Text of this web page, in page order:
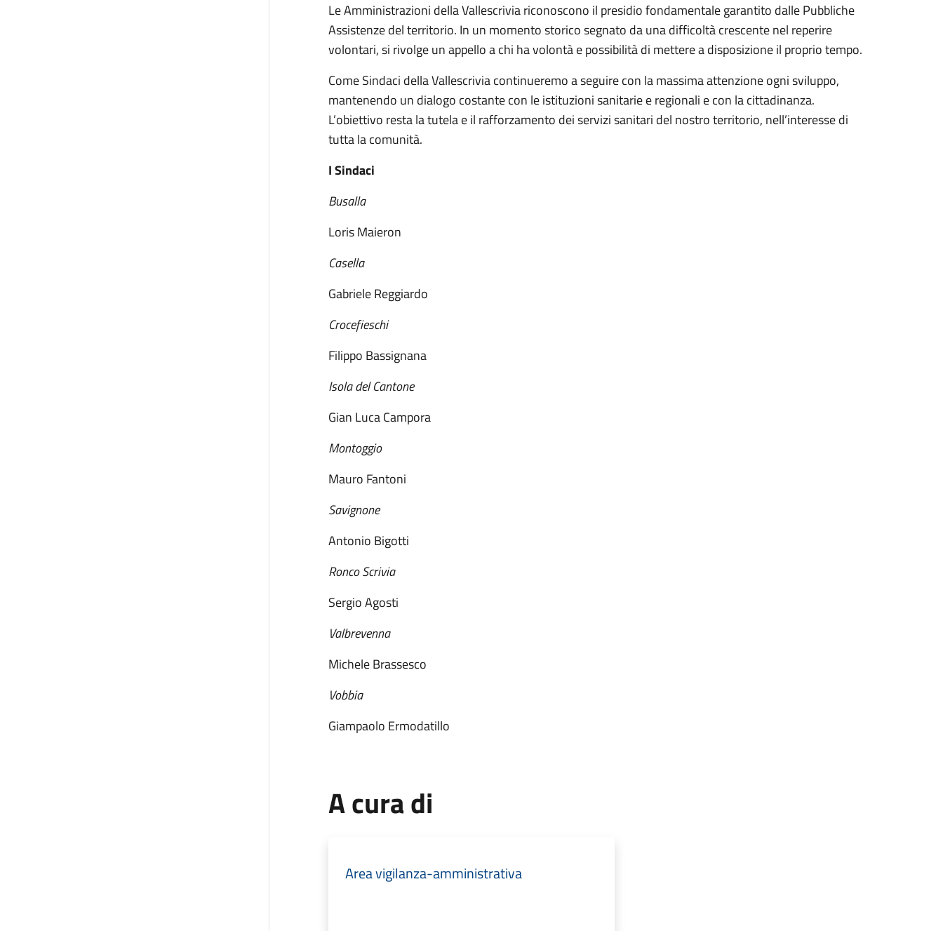
Le Amministrazioni della Vallescrivia riconoscono il presidio fondamentale garantito dalle Pubbliche
Assistenze del territorio. In un momento storico segnato da una difficoltà crescente nel reperire
volontari, si rivolge un appello a chi ha volontà e possibilità di mettere a disposizione il proprio tempo.
Come Sindaci della Vallescrivia continueremo a seguire con la massima attenzione ogni sviluppo,
mantenendo un dialogo costante con le istituzioni sanitarie e regionali e con la cittadinanza.
L’obiettivo resta la tutela e il rafforzamento dei servizi sanitari del nostro territorio, nell’interesse di
tutta la comunità.
I Sindaci
Busalla
Loris Maieron
Casella
Gabriele Reggiardo
Crocefieschi
Filippo Bassignana
Isola del Cantone
Gian Luca Campora
Montoggio
Mauro Fantoni
Savignone
Antonio Bigotti
Ronco Scrivia
Sergio Agosti
Valbrevenna
Michele Brassesco
Vobbia
Giampaolo Ermodatillo
A cura di
Area vigilanza-amministrativa